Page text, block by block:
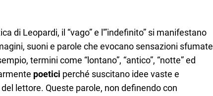
di Leopardi, il “vago” e l'”indefinito” si manifestano
suoni e parole che evocano sensazioni sfumate
termini come “lontano”, “antico”, “notte” ed
poetici perché suscitano idee vaste e
lettore. Queste parole, non definendo con